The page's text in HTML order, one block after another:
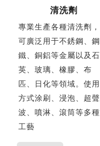
清洗劑
專業生產各種清洗劑，
可廣泛用于不銹鋼、鋼
鐵、銅鋁等金屬以及石
英、玻璃、橡膠、布
匹、日化等領域。使用
方式涂刷、浸泡、超聲
波、噴淋、滾筒等多種
工藝